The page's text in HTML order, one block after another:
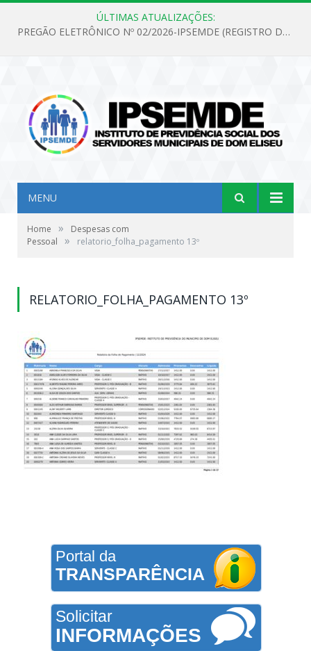
ÚLTIMAS ATUALIZAÇÕES:
PREGÃO ELETRÔNICO Nº 02/2026-IPSEMDE (REGISTRO DE PREÇOS PARA FUTURA E EVENTUAL AQUISIÇÃO DE MATERIAL DE LIMPEZA E GÊNEROS ALIMENTÍCIOS PARA ATENDER AS NECESSIDADES DO INSTITUTO DE PREVIDÊNCIA SOCIAL DOS SERVIDORES MUNICIPAIS DE DOM ELISEU.)
MENU
Home »
Despesas com
Pessoal
» relatorio_folha_pagamento 13º
RELATORIO_FOLHA_PAGAMENTO 13º
Portal da
TRANSPARÊNCIA
Solicitar
INFORMAÇÕES